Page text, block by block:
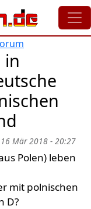
in
16 Mär 2018 - 20:27
Polen) leben
mit polnischen
D?